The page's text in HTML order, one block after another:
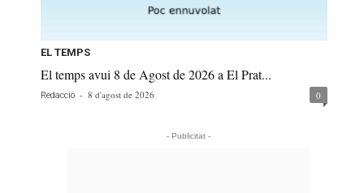
EL TEMPS
El temps avui 8 de Agost de 2026 a El Prat...
Redacció - 8 d'agost de 2026 0
- Publicitat -